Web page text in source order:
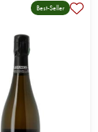
Best-Seller